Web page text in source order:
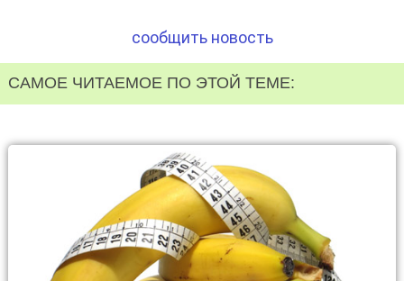
сообщить новость
САМОЕ ЧИТАЕМОЕ ПО ЭТОЙ ТЕМЕ: